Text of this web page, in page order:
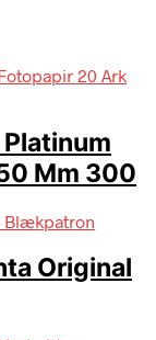
Platinum
Mm 300
Original